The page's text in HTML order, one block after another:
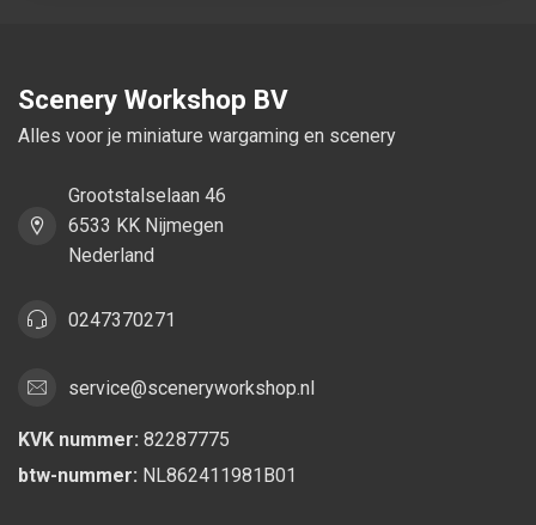
Scenery Workshop BV
Alles voor je miniature wargaming en scenery
Grootstalselaan 46
6533 KK Nijmegen
Nederland
0247370271
service@sceneryworkshop.nl
KVK nummer: 82287775
btw-nummer: NL862411981B01